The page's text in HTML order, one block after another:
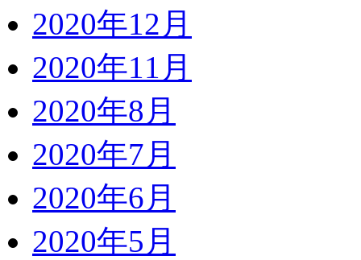
2020年12月
2020年11月
2020年8月
2020年7月
2020年6月
2020年5月